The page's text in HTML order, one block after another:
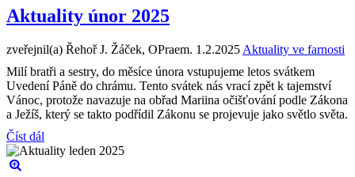
Aktuality únor 2025
zveřejnil(a) Řehoř J. Žáček, OPraem. 1.2.2025 Aktuality ve farnosti
Milí bratři a sestry, do měsíce února vstupujeme letos svátkem
Uvedení Páně do chrámu. Tento svátek nás vrací zpět k tajemství
Vánoc, protože navazuje na obřad Mariina očišťování podle Zákona
a Ježíš, který se takto podřídil Zákonu se projevuje jako světlo světa.
Číst dál